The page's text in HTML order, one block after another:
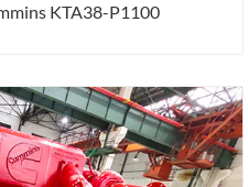
KTA38-P1100